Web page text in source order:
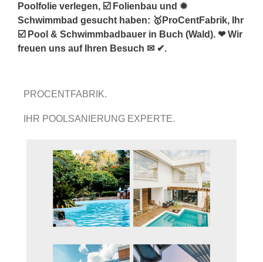
Poolfolie verlegen, ☑️ Folienbau und ✹
Schwimmbad gesucht haben: 🥇ProCentFabrik, Ihr
☑️ Pool & Schwimmbadbauer in Buch (Wald). ❤ Wir
freuen uns auf Ihren Besuch ✉ ✔.
PROCENTFABRIK.
IHR POOLSANIERUNG EXPERTE.